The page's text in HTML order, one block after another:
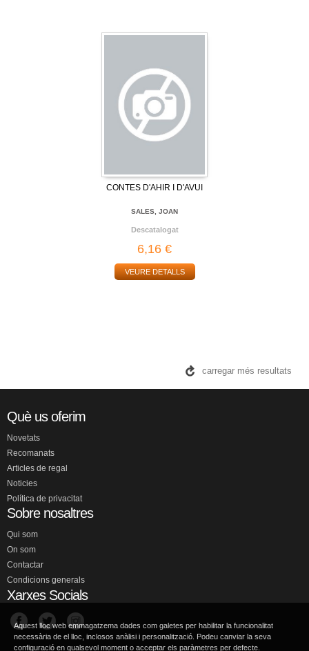
CONTES D'AHIR I D'AVUI
SALES, JOAN
Descatalogat
6,16 €
VEURE DETALLS
carregar més resultats
Què us oferim
Novetats
Recomanats
Articles de regal
Noticies
Política de privacitat
Sobre nosaltres
Qui som
On som
Contactar
Condicions generals
Xarxes Socials
Aquest lloc web emmagatzema dades com galetes per habilitar la funcionalitat
necessària de el lloc, inclosos anàlisi i personalització. Podeu canviar la seva
configuració en qualsevol moment o acceptar els paràmetres per defecte.